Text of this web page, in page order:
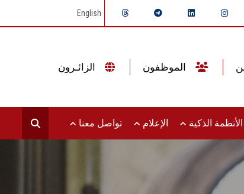
English
الأنظمة الذكية الإعلام تواصل معنا